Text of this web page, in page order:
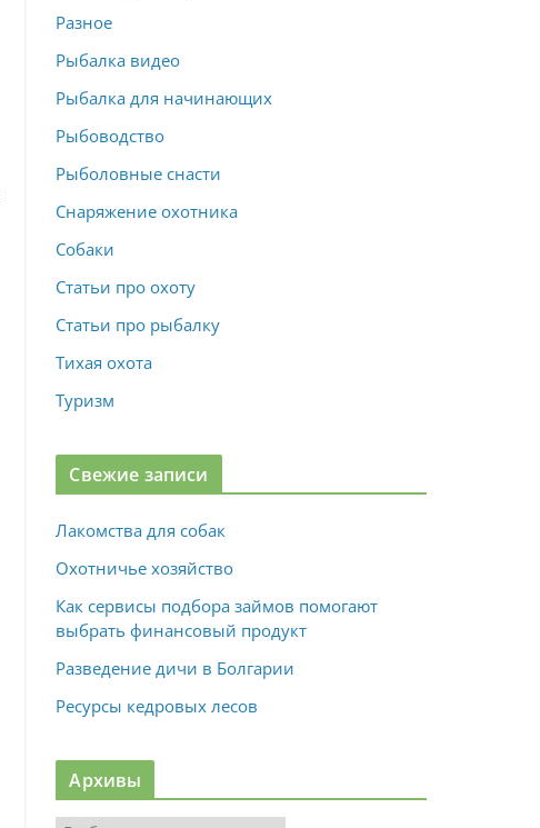
Разное
Рыбалка видео
Рыбалка для начинающих
Рыбоводство
Рыболовные снасти
Снаряжение охотника
Собаки
Статьи про охоту
Статьи про рыбалку
Тихая охота
Туризм
Свежие записи
Лакомства для собак
Охотничье хозяйство
Как сервисы подбора займов помогают
выбрать финансовый продукт
Разведение дичи в Болгарии
Ресурсы кедровых лесов
Архивы